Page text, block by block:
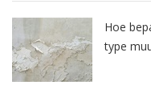
Hoe
type